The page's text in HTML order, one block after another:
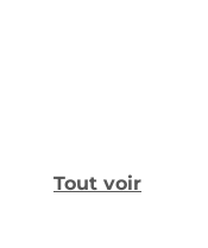
Tout voir